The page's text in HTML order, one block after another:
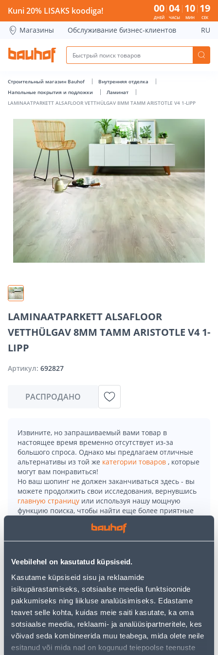
Veebilehel on kasutatud küpsiseid.
Kasutame küpsiseid sisu ja reklaamide
isikupärastamiseks, sotsiaalse meedia funktsioonide
pakkumiseks ning liikluse analüüsimiseks. Edastame
teavet selle kohta, kuidas meie saiti kasutate, ka oma
sotsiaalse meedia, reklaami- ja analüüsipartneritele, kes
võivad seda kombineerida muu teabega, mida olete neile
esitanud või mida nad on kogunud teiepoolse teenuste
LAMINAATPARKETT ALSAFLOOR VETTHÜLGAV 8MM TAMM
Kuni 20% LISAKS koodiga! 00
ДНЕЙ
04
ЧАСЫ
10
МИН
19
СЕК
Магазины Обслуживание бизнес-клиентов RU
Строительный магазин Bauhof
Внутренняя отделка
Напольные покрытия и подложки
Ламинат
LAMINAATPARKETT ALSAFLOOR VETTHÜLGAV 8MM TAMM ARISTOTLE V4 1-LIPP
LAMINAATPARKETT ALSAFLOOR
VETTHÜLGAV 8MM TAMM ARISTOTLE V4 1-
LIPP
Артикул: 692827
РАСПРОДАНО
Извините, но запрашиваемый вами товар в
настоящее время временно отсутствует из-за
большого спроса. Однако мы предлагаем отличные
альтернативы из той же категории товаров , которые
могут вам понравиться!
Но ваш шопинг не должен заканчиваться здесь - вы
можете продолжить свои исследования, вернувшись
главную страницу или используя нашу мощную
функцию поиска, чтобы найти еще более приятные
laminaatparkett.
• Kasutamiseks vannitubades ja muudes niisketes
ruumides.
• Mõõtmed on 129 x 19,2 cm ja paksus on 0,8 cm.
• Pakis on 9 paneeli ehk 2,23 m².
• 14-päevane tagastusõigus.
Доставка невозможна